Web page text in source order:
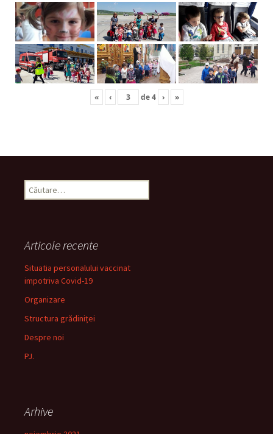
« ‹ de4 › »
Caută
după:
Articole recente
Situatia personalului vaccinat
impotriva Covid-19
Organizare
Structura grădiniței
Despre noi
PJ.
Arhive